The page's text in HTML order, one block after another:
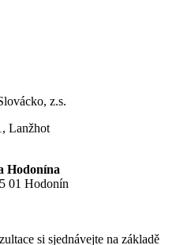
z.s.
Lanžhot
Hodonína
01 Hodonín
si sjednávejte na základě